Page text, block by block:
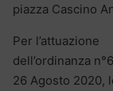
piazza Cascino
Per l’attuazione
dell’ordinanza
26 Agosto 2020,